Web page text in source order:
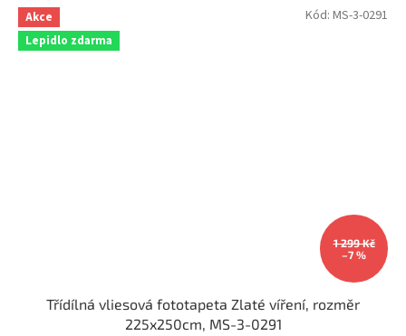
Akce
Lepidlo zdarma
1 299 Kč
–7 %
Třídílná vliesová fototapeta Zlaté víření, rozměr
225x250cm, MS-3-0291
Kód: MS-3-0291